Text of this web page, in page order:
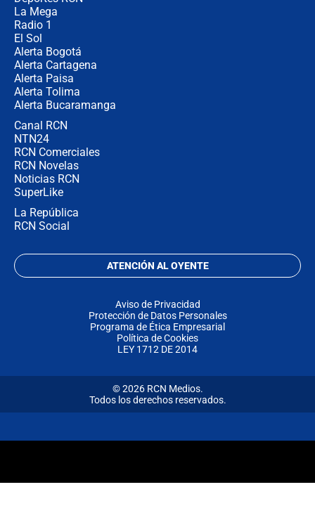
La Mega
Radio 1
El Sol
Alerta Bogotá
Alerta Cartagena
Alerta Paisa
Alerta Tolima
Alerta Bucaramanga
Canal RCN
NTN24
RCN Comerciales
RCN Novelas
Noticias RCN
SuperLike
La República
RCN Social
ATENCIÓN AL OYENTE
Aviso de Privacidad
Protección de Datos Personales
Programa de Ética Empresarial
Política de Cookies
LEY 1712 DE 2014
© 2026 RCN Medios.
Todos los derechos reservados.